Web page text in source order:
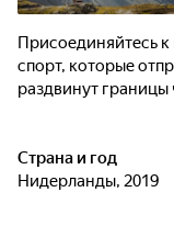
Присоединяйтесь
спорт, которые
раздвинут
Страна и год
Нидерланды, 2019